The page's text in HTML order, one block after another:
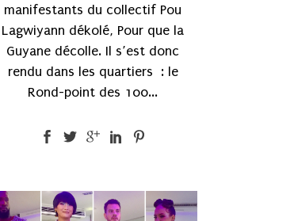
manifestants du collectif Pou
Lagwiyann dékolé, Pour que la
Guyane décolle. Il s’est donc
rendu dans les quartiers : le
Rond-point des 100...